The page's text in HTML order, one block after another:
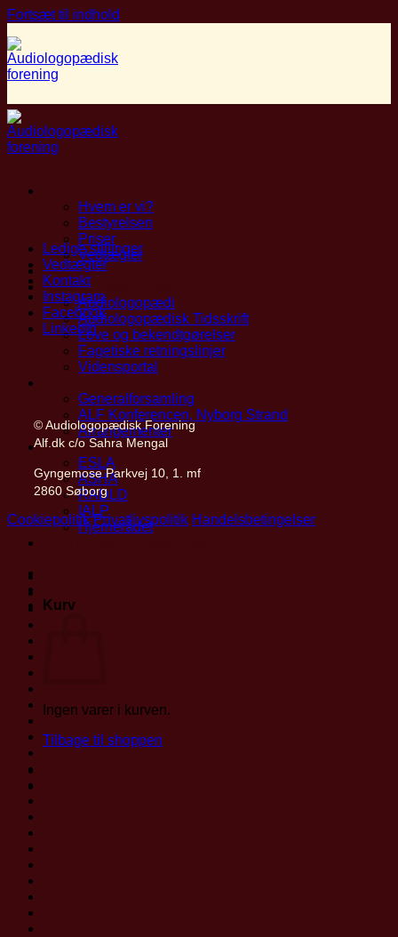
Fortsæt til indhold
Hvem er vi?
Bestyrelsen
Priser
Vedtægter
Medlemskab
Faglige Ressourcer
Audiologopædi
Audiologopædisk Tidsskrift
Love og bekendtgørelser
Fagetiske retningslinjer
Vidensportal
Generalforsamling
ALF Konferencen, Nyborg Strand
Arrangementer
Partnerskaber
ESLA
ASHA
RADLD
IALP
Hjernerådet
Kurv
Ingen varer i kurven.
Tilbage til shoppen
Ledige stillinger
Vedtægter
Kontakt
Instagram
Facebook
LinkedIn
© Audiologopædisk Forening
Alf.dk c/o Sahra Mengal
Gyngemose Parkvej 10, 1. mf
2860 Søborg
Cookiepolitik Privatlivspolitik Handelsbetingelser